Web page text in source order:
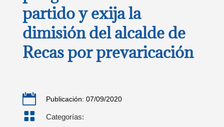
partido y exija la
dimisión del alcalde de
Recas por prevaricación
 Publicación: 07/09/2020
 Categorías: